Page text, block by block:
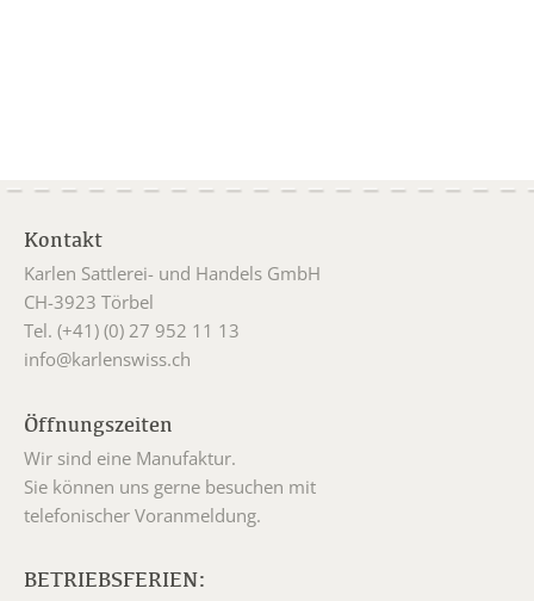
Kontakt
Karlen Sattlerei- und Handels GmbH
CH-3923 Törbel
Tel. (+41) (0) 27 952 11 13
info@karlenswiss.ch
Öffnungszeiten
Wir sind eine Manufaktur.
Sie können uns gerne besuchen mit
telefonischer Voranmeldung.
BETRIEBSFERIEN: